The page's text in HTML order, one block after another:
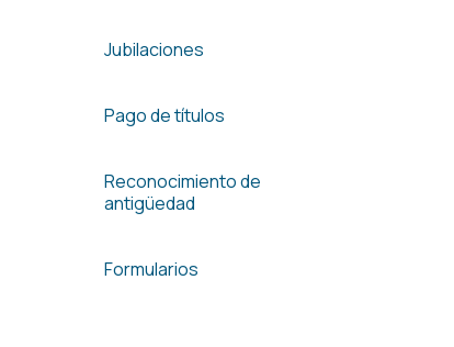
Jubilaciones
Pago de títulos
Reconocimiento de
antigüedad
Formularios